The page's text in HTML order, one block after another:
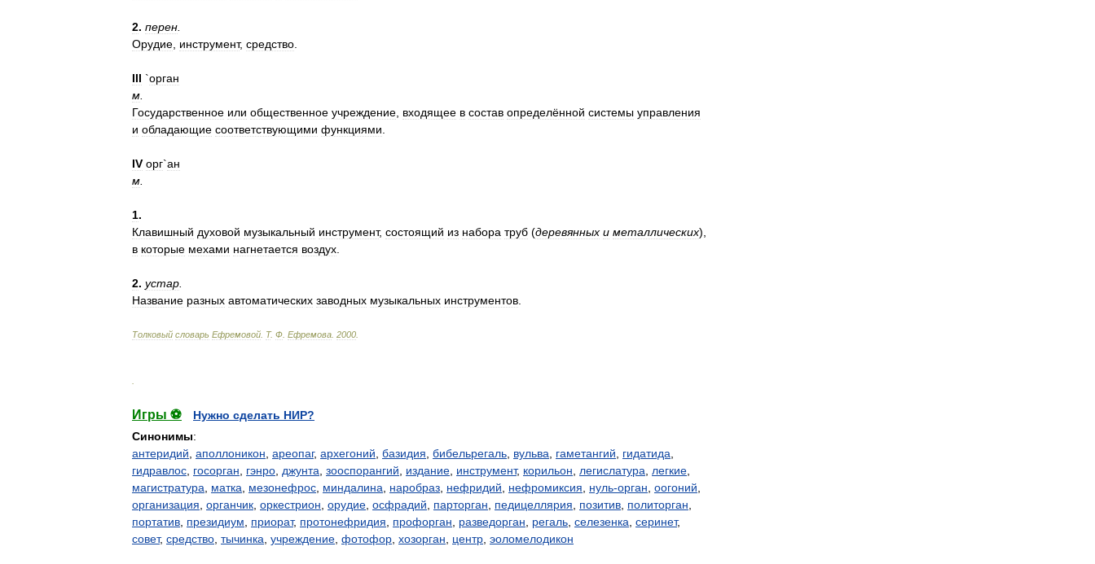
2. перен
Орудие инструмент, средство
III `орган
м
Государственное или общественное учреждение входящее в состав определённой системы управления
и обладающие соответствующими функциями
IV орг`ан
м
1.
Клавишный духовой музыкальный инструмент, состоящий из набора труб (деревянных и металлических)
в которые мехами нагнетается воздух
2. устар
Название разных автоматических заводных музыкальных инструментов
Толковый словарь Ефремовой Т. Ф Ефремова 2000
Игры ⚽
Нужно сделать НИР?
Синонимы:
антеридий аполлоникон ареопаг, архегоний базидия бибельрегаль вульва гаметангий гидатида
гидравлос госорган гэнро джунта зооспорангий издание инструмент, корильон легислатура легкие
магистратура
матка мезонефрос миндалина наробраз нефридий нефромиксия нуль-орган оогоний
организация органчик оркестрион орудие осфрадий парторган педицеллярия позитив политорган
портатив президиум приорат, протонефридия профорган разведорган регаль селезенка серинет,
совет, средство тычинка учреждение фотофор хозорган центр эоломелодикон